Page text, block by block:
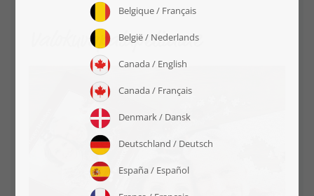
Valokuvapalapelimme